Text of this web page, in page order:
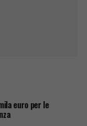
euro per le